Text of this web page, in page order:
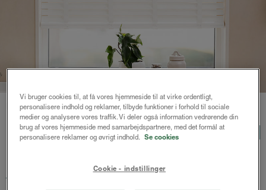
Forside/Persienner/ Freja træpersienne 50mm
Freja træpersienne 50mm
fra
Vi bruger cookies til, at få vores hjemmeside til at virke ordentligt,
personalisere indhold og reklamer, tilbyde funktioner i forhold til sociale
medier og analysere vores traffik. Vi deler også information vedrørende din
brug af vores hjemmeside med samarbejdspartnere, med det formål at
personalisere reklamer og øvrigt indhold. Se cookies
Cookie - indstillinger